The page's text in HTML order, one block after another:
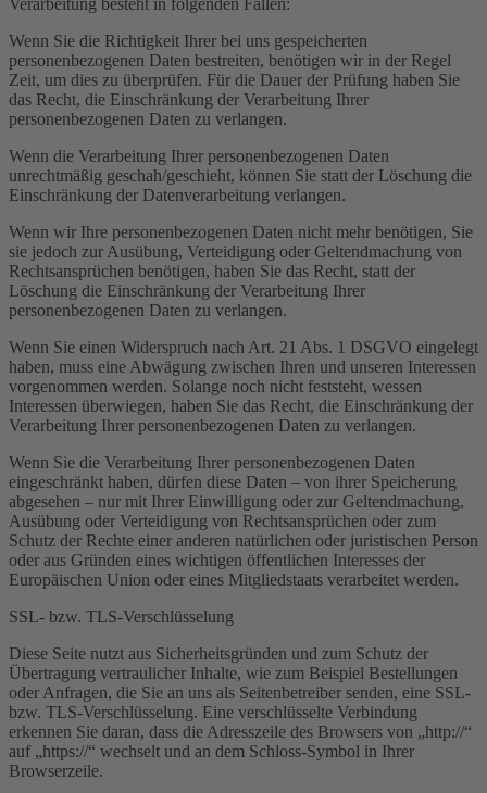
Wenn Sie die Richtigkeit Ihrer bei uns gespeicherten
personenbezogenen Daten bestreiten, benötigen wir in der Regel
Zeit, um dies zu überprüfen. Für die Dauer der Prüfung haben Sie
das Recht, die Einschränkung der Verarbeitung Ihrer
personenbezogenen Daten zu verlangen.
Wenn die Verarbeitung Ihrer personenbezogenen Daten
unrechtmäßig geschah/geschieht, können Sie statt der Löschung die
Einschränkung der Datenverarbeitung verlangen.
Wenn wir Ihre personenbezogenen Daten nicht mehr benötigen, Sie
sie jedoch zur Ausübung, Verteidigung oder Geltendmachung von
Rechtsansprüchen benötigen, haben Sie das Recht, statt der
Löschung die Einschränkung der Verarbeitung Ihrer
personenbezogenen Daten zu verlangen.
Wenn Sie einen Widerspruch nach Art. 21 Abs. 1 DSGVO eingelegt
haben, muss eine Abwägung zwischen Ihren und unseren Interessen
vorgenommen werden. Solange noch nicht feststeht, wessen
Interessen überwiegen, haben Sie das Recht, die Einschränkung der
Verarbeitung Ihrer personenbezogenen Daten zu verlangen.
Wenn Sie die Verarbeitung Ihrer personenbezogenen Daten
eingeschränkt haben, dürfen diese Daten – von ihrer Speicherung
abgesehen – nur mit Ihrer Einwilligung oder zur Geltendmachung,
Ausübung oder Verteidigung von Rechtsansprüchen oder zum
Schutz der Rechte einer anderen natürlichen oder juristischen Person
oder aus Gründen eines wichtigen öffentlichen Interesses der
Europäischen Union oder eines Mitgliedstaats verarbeitet werden.
SSL- bzw. TLS-Verschlüsselung
Diese Seite nutzt aus Sicherheitsgründen und zum Schutz der
Übertragung vertraulicher Inhalte, wie zum Beispiel Bestellungen
oder Anfragen, die Sie an uns als Seitenbetreiber senden, eine SSL-
bzw. TLS-Verschlüsselung. Eine verschlüsselte Verbindung
erkennen Sie daran, dass die Adresszeile des Browsers von „http://“
auf „https://“ wechselt und an dem Schloss-Symbol in Ihrer
Browserzeile.